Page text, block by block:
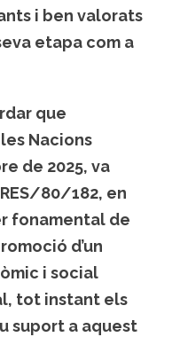
i ben valorats
etapa com a
que
Nacions
de 2025, va
80/182, en
fonamental de
d’un
i social
tot instant els
suport a aquest